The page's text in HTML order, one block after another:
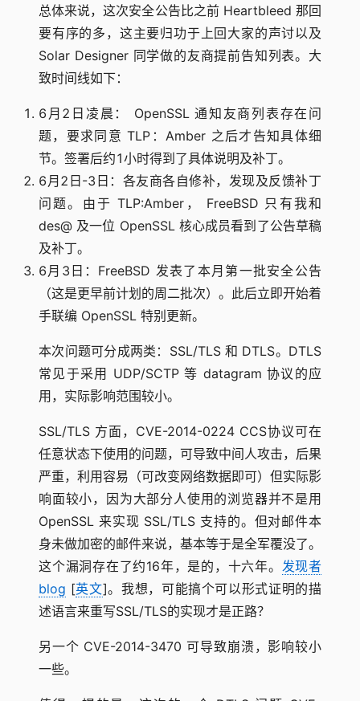
总体来说，这次安全公告比之前 Heartbleed 那回
要有序的多，这主要归功于上回大家的声讨以及
Solar Designer 同学做的友商提前告知列表。大
致时间线如下：
6月2日凌晨： OpenSSL 通知友商列表存在问
题，要求同意 TLP：Amber 之后才告知具体细
节。签署后约1小时得到了具体说明及补丁。
6月2日-3日：各友商各自修补，发现及反馈补丁
问题。由于 TLP:Amber， FreeBSD 只有我和
des@ 及一位 OpenSSL 核心成员看到了公告草稿
及补丁。
6月3日：FreeBSD 发表了本月第一批安全公告
（这是更早前计划的周二批次）。此后立即开始着
手联编 OpenSSL 特别更新。
本次问题可分成两类：SSL/TLS 和 DTLS。DTLS
常见于采用 UDP/SCTP 等 datagram 协议的应
用，实际影响范围较小。
SSL/TLS 方面，CVE-2014-0224 CCS协议可在
任意状态下使用的问题，可导致中间人攻击，后果
严重，利用容易（可改变网络数据即可）但实际影
响面较小，因为大部分人使用的浏览器并不是用
OpenSSL 来实现 SSL/TLS 支持的。但对邮件本
身未做加密的邮件来说，基本等于是全军覆没了。
这个漏洞存在了约16年，是的，十六年。 发现者
blog [英文]。我想，可能搞个可以形式证明的描
述语言来重写SSL/TLS的实现才是正路？
另一个 CVE-2014-3470 可导致崩溃，影响较小
一些。